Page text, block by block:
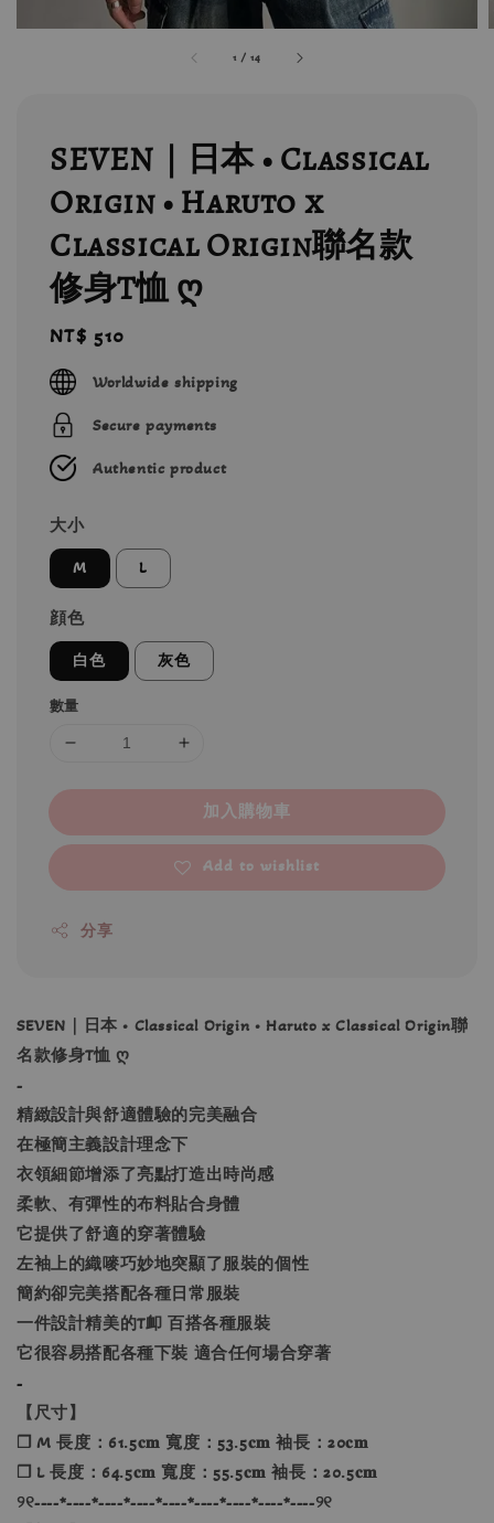
1 /14
SEVEN｜日本 • Classical
Origin • Haruto x
Classical Origin聯名款
修身T恤 ღ
Regular
price
NT$ 510
Worldwide shipping
Secure payments
Authentic product
大小
M L
顔色
白色 灰色
數量
加入購物車
Add to wishlist
分享
SEVEN｜日本 • Classical Origin • Haruto x Classical Origin聯
名款修身T恤 ღ
-
精緻設計與舒適體驗的完美融合
在極簡主義設計理念下
衣領細節增添了亮點打造出時尚感
柔軟、有彈性的布料貼合身體
它提供了舒適的穿著體驗
左袖上的織嘜巧妙地突顯了服裝的個性
簡約卻完美搭配各種日常服裝
一件設計精美的T卹 百搭各種服裝
它很容易搭配各種下裝 適合任何場合穿著
-
【尺寸】
❐ M 長度：61.5𝐜𝐦 寬度：53.5𝐜𝐦 袖長：20𝐜𝐦
❐ L 長度：64.5𝐜𝐦 寬度：55.5𝐜𝐦 袖長：20.5𝐜𝐦
୨୧----*----*----*----*----*----*----*----*----୨୧